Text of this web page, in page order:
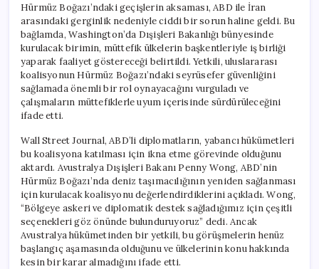
Hürmüz Boğazı’ndaki geçişlerin aksaması, ABD ile İran
arasındaki gerginlik nedeniyle ciddi bir sorun haline geldi. Bu
bağlamda, Washington’da Dışişleri Bakanlığı bünyesinde
kurulacak birimin, müttefik ülkelerin başkentleriyle iş birliği
yaparak faaliyet göstereceği belirtildi. Yetkili, uluslararası
koalisyonun Hürmüz Boğazı’ndaki seyrüsefer güvenliğini
sağlamada önemli bir rol oynayacağını vurguladı ve
çalışmaların müttefiklerle uyum içerisinde sürdürüleceğini
ifade etti.
Wall Street Journal, ABD’li diplomatların, yabancı hükümetleri
bu koalisyona katılması için ikna etme görevinde olduğunu
aktardı. Avustralya Dışişleri Bakanı Penny Wong, ABD’nin
Hürmüz Boğazı’nda deniz taşımacılığının yeniden sağlanması
için kurulacak koalisyonu değerlendirdiklerini açıkladı. Wong,
“Bölgeye askeri ve diplomatik destek sağladığımız için çeşitli
seçenekleri göz önünde bulunduruyoruz” dedi. Ancak
Avustralya hükümetinden bir yetkili, bu görüşmelerin henüz
başlangıç aşamasında olduğunu ve ülkelerinin konu hakkında
kesin bir karar almadığını ifade etti.